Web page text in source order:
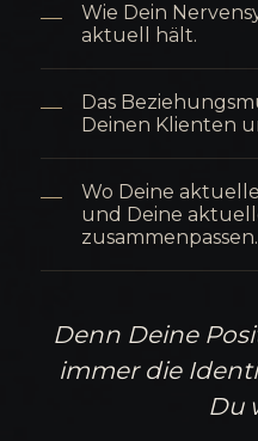
Wie Dein
aktuell hält.
Das
Deinen Klienten
Wo Deine
und Deine
zusammenpassen.
Denn Deine
immer die
Du